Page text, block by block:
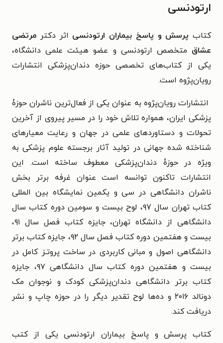
ارتودنسی
کتاب پرسش و پاسخ بیماران ارتودنسی اثر دکتر مرتضی
عشاق متخصص ارتودنسی و عضو هیئت علمی دانشگاه،
یکی از کتاب‌های تخصصی حوزه دندان‌پزشکی انتشارات
رویان‌پژوه است.
انتشارات رویان‌پژوه به عنوان یکی از فعال‌ترین ناشران حوزۀ
پزشکی ایران، همواره تلاش خود را در مسیر پیروی از آخرین
تحولات و دستاوردهای علمی در جهان و رعایت معیارهای
شناخته شده جهانی در تولید آثار برجسته علوم پزشکی به
ویژه در حوزۀ دندان‌پزشکی معطوف ساخته است. این
انتشارات تاکنون توانسه است عنوان غرفه برتر بخش
ناشران دانشگاهی در سی و یکمین نمایشگاه بین المللی
کتاب تهران سال ۹۷، لوح بیست و سومین دوره کتاب سال
دانشگاهی از دانشگاه تهران، جایزه کتاب فصل سال ۹۱،
بیست و هفتمین دوره کتاب فصل سال ۹۲، جایزه کتاب برتر
دانشگاهی اصول و مبانی کاربردی در ساخت پروتـز کامل در
بیست و هفتمین دوره کتاب سال دانشگاهی ۹۷، جایزه
کتاب برتر دانشگاهی دندان‌پزشکی کودک و نوجوان مک
دونالد ۲۰۱۶ و ده‌ها لوح تقدیر دیگر را در حوزه چاپ و نشر
دریافت کند.
کتاب پرسش و پاسخ بیماران ارتودنسی یکی از کتب